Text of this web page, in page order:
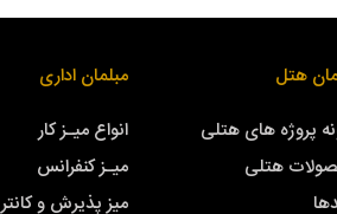
هتل
پروژه های هتلی
هتلی
مبلمان اداری
انواع میـز کار
میـز کنفرانس
میز پذیرش و کانتر